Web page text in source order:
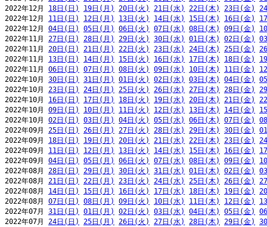
2022年12月 18日(日) 19日(月) 20日(火) 21日(水) 22日(木) 23日(金)
2022年12月 11日(日) 12日(月) 13日(火) 14日(水) 15日(木) 16日(金)
2022年12月 04日(日) 05日(月) 06日(火) 07日(水) 08日(木) 09日(金)
2022年11月 27日(日) 28日(月) 29日(火) 30日(水) 01日(木) 02日(金)
2022年11月 20日(日) 21日(月) 22日(火) 23日(水) 24日(木) 25日(金)
2022年11月 13日(日) 14日(月) 15日(火) 16日(水) 17日(木) 18日(金)
2022年11月 06日(日) 07日(月) 08日(火) 09日(水) 10日(木) 11日(金)
2022年10月 30日(日) 31日(月) 01日(火) 02日(水) 03日(木) 04日(金)
2022年10月 23日(日) 24日(月) 25日(火) 26日(水) 27日(木) 28日(金)
2022年10月 16日(日) 17日(月) 18日(火) 19日(水) 20日(木) 21日(金)
2022年10月 09日(日) 10日(月) 11日(火) 12日(水) 13日(木) 14日(金)
2022年10月 02日(日) 03日(月) 04日(火) 05日(水) 06日(木) 07日(金)
2022年09月 25日(日) 26日(月) 27日(火) 28日(水) 29日(木) 30日(金)
2022年09月 18日(日) 19日(月) 20日(火) 21日(水) 22日(木) 23日(金)
2022年09月 11日(日) 12日(月) 13日(火) 14日(水) 15日(木) 16日(金)
2022年09月 04日(日) 05日(月) 06日(火) 07日(水) 08日(木) 09日(金)
2022年08月 28日(日) 29日(月) 30日(火) 31日(水) 01日(木) 02日(金)
2022年08月 21日(日) 22日(月) 23日(火) 24日(水) 25日(木) 26日(金)
2022年08月 14日(日) 15日(月) 16日(火) 17日(水) 18日(木) 19日(金)
2022年08月 07日(日) 08日(月) 09日(火) 10日(水) 11日(木) 12日(金)
2022年07月 31日(日) 01日(月) 02日(火) 03日(水) 04日(木) 05日(金)
2022年07月 24日(日) 25日(月) 26日(火) 27日(水) 28日(木) 29日(金)